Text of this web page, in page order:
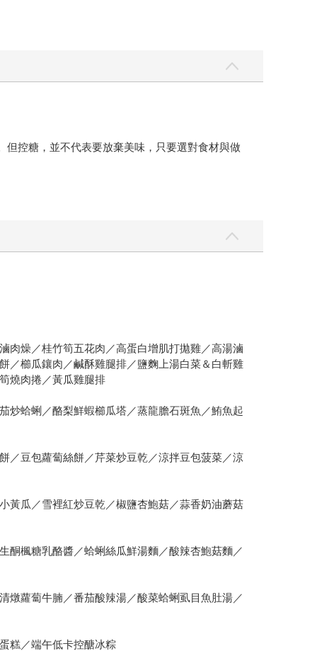
控糖，並不代表要放棄美味，只要選對食材與做
肉燥／桂竹筍五花肉／高蛋白增肌打拋雞／高湯滷
／櫛瓜鑲肉／鹹酥雞腿排／鹽麴上湯白菜＆白斬雞
燒肉捲／黃瓜雞腿排
炒蛤蜊／酪梨鮮蝦櫛瓜塔／蒸龍膽石斑魚／鮪魚起
／豆包蘿蔔絲餅／芹菜炒豆乾／涼拌豆包菠菜／涼
黃瓜／雪裡紅炒豆乾／椒鹽杏鮑菇／蒜香奶油蘑菇
酮楓糖乳酪醬／蛤蜊絲瓜鮮湯麵／酸辣杏鮑菇麵／
燉蘿蔔牛腩／番茄酸辣湯／酸菜蛤蜊虱目魚肚湯／
糕／端午低卡控醣冰粽